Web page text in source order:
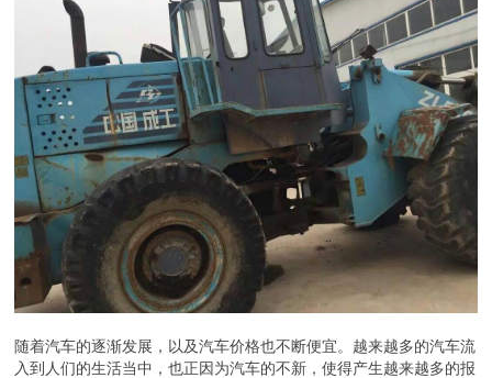
随着汽车的逐渐发展，以及汽车价格也不断便宜。越来越多的汽车流
入到人们的生活当中，也正因为汽车的不新，使得产生越来越多的报